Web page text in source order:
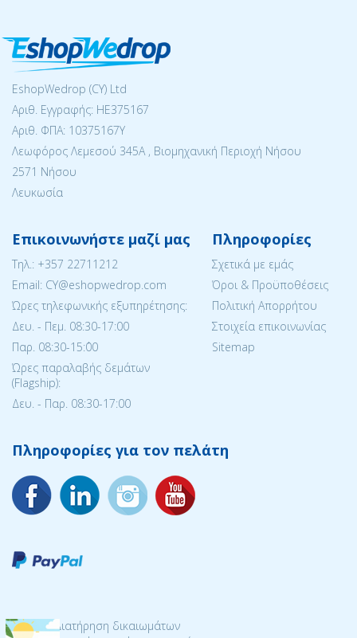
EshopWedrop (CY) Ltd
Αριθ. Εγγραφής: ΗΕ375167
Αριθ. ΦΠΑ: 10375167Y
Λεωφόρος Λεμεσού 345Α , Βιομηχανική Περιοχή Νήσου
2571 Νήσου
Λευκωσία
Επικοινωνήστε μαζί μας
Tηλ.: +357 22711212
Email: CY@eshopwedrop.com
Ώρες τηλεφωνικής εξυπηρέτησης:
Δευ. - Πεμ. 08:30-17:00
Παρ. 08:30-15:΄00
Ώρες παραλαβής δεμάτων
(Flagship):
Δευ. - Παρ. 08:30-17:00
Πληροφορίες
Σχετικά με εμάς
Όροι & Προϋποθέσεις
Πολιτική Απορρήτου
Στοιχεία επικοινωνίας
Sitemap
Πληροφορίες για τον πελάτη
© 2026 Διατήρηση δικαιωμάτων